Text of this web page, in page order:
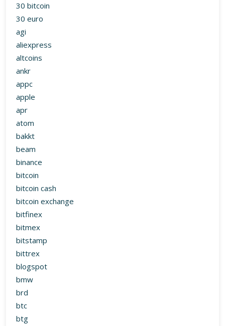
30 bitcoin
30 euro
agi
aliexpress
altcoins
ankr
appc
apple
apr
atom
bakkt
beam
binance
bitcoin
bitcoin cash
bitcoin exchange
bitfinex
bitmex
bitstamp
bittrex
blogspot
bmw
brd
btc
btg